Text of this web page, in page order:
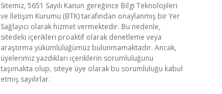
Sitemiz, 5651 Sayılı Kanun gereğince Bilgi Teknolojileri
ve İletişim Kurumu (BTK) tarafından onaylanmış bir Yer
Sağlayıcı olarak hizmet vermektedir. Bu nedenle,
sitedeki içerikleri proaktif olarak denetleme veya
araştırma yükümlülüğümüz bulunmamaktadır. Ancak,
üyelerimiz yazdıkları içeriklerin sorumluluğunu
taşımakta olup, siteye üye olarak bu sorumluluğu kabul
etmiş sayılırlar.